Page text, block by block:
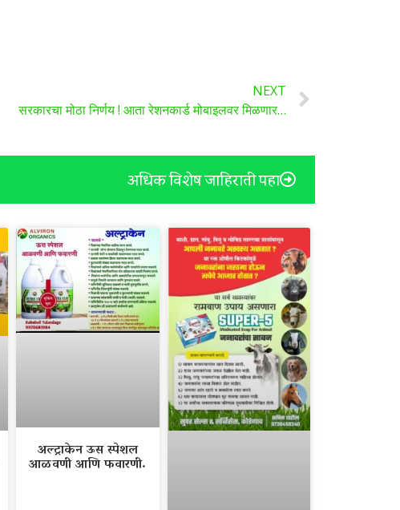
NEXT
सरकारचा मोठा निर्णय ! आता रेशनकार्ड मोबाइलवर मिळणार…
अधिक विशेष जाहिराती पहा
अल्ट्राकेन ऊस स्पेशल
आळवणी आणि फवारणी.